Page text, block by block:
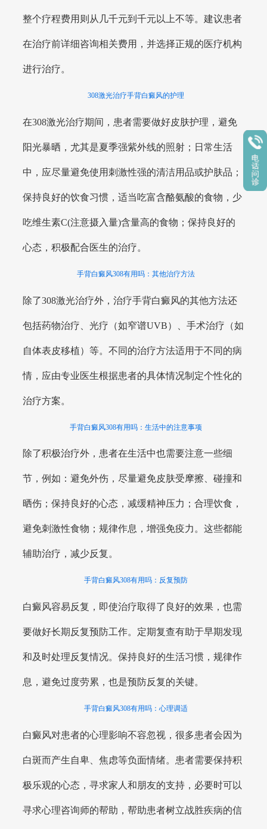
整个疗程费用则从几千元到千元以上不等。建议患者
在治疗前详细咨询相关费用，并选择正规的医疗机构
进行治疗。
308激光治疗手背白癜风的护理
在308激光治疗期间，患者需要做好皮肤护理，避免
阳光暴晒，尤其是夏季强紫外线的照射；日常生活
中，应尽量避免使用刺激性强的清洁用品或护肤品；
保持良好的饮食习惯，适当吃富含酪氨酸的食物，少
吃维生素C(注意摄入量)含量高的食物；保持良好的
心态，积极配合医生的治疗。
手背白癜风308有用吗：其他治疗方法
除了308激光治疗外，治疗手背白癜风的其他方法还
包括药物治疗、光疗（如窄谱UVB）、手术治疗（如
自体表皮移植）等。不同的治疗方法适用于不同的病
情，应由专业医生根据患者的具体情况制定个性化的
治疗方案。
手背白癜风308有用吗：生活中的注意事项
除了积极治疗外，患者在生活中也需要注意一些细
节，例如：避免外伤，尽量避免皮肤受摩擦、碰撞和
晒伤；保持良好的心态，减缓精神压力；合理饮食，
避免刺激性食物；规律作息，增强免疫力。这些都能
辅助治疗，减少反复。
手背白癜风308有用吗：反复预防
白癜风容易反复，即使治疗取得了良好的效果，也需
要做好长期反复预防工作。定期复查有助于早期发现
和及时处理反复情况。保持良好的生活习惯，规律作
息，避免过度劳累，也是预防反复的关键。
手背白癜风308有用吗：心理调适
白癜风对患者的心理影响不容忽视，很多患者会因为
白斑而产生自卑、焦虑等负面情绪。患者需要保持积
极乐观的心态，寻求家人和朋友的支持，必要时可以
寻求心理咨询师的帮助，帮助患者树立战胜疾病的信